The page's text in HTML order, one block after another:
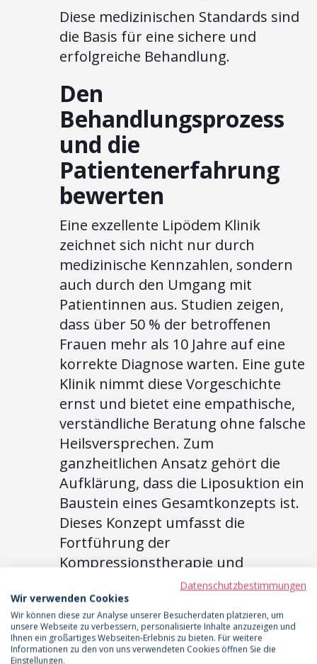
Diese medizinischen Standards sind
die Basis für eine sichere und
erfolgreiche Behandlung.
Den
Behandlungsprozess
und die
Patientenerfahrung
bewerten
Eine exzellente Lipödem Klinik
zeichnet sich nicht nur durch
medizinische Kennzahlen, sondern
auch durch den Umgang mit
Patientinnen aus. Studien zeigen,
dass über 50 % der betroffenen
Frauen mehr als 10 Jahre auf eine
korrekte Diagnose warten. Eine gute
Klinik nimmt diese Vorgeschichte
ernst und bietet eine empathische,
verständliche Beratung ohne falsche
Heilsversprechen. Zum
ganzheitlichen Ansatz gehört die
Aufklärung, dass die Liposuktion ein
Baustein eines Gesamtkonzepts ist.
Dieses Konzept umfasst die
Fortführung der
Kompressionstherapie und
Manuelle
Lymphdrainage (MLD) wird als
optionale, aber nicht zwingend
erforderliche Maßnahme
Datenschutzbestimmungen
Wir verwenden Cookies
Wir können diese zur Analyse unserer Besucherdaten platzieren, um
unsere Webseite zu verbessern, personalisierte Inhalte anzuzeigen und
Ihnen ein großartiges Webseiten-Erlebnis zu bieten. Für weitere
Informationen zu den von uns verwendeten Cookies öffnen Sie die
Einstellungen.